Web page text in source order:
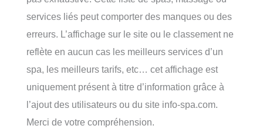
services liés peut comporter des manques ou des
erreurs. L’affichage sur le site ou le classement ne
reflète en aucun cas les meilleurs services d’un
spa, les meilleurs tarifs, etc… cet affichage est
uniquement présent à titre d’information grâce à
l’ajout des utilisateurs ou du site info-spa.com.
Merci de votre compréhension.